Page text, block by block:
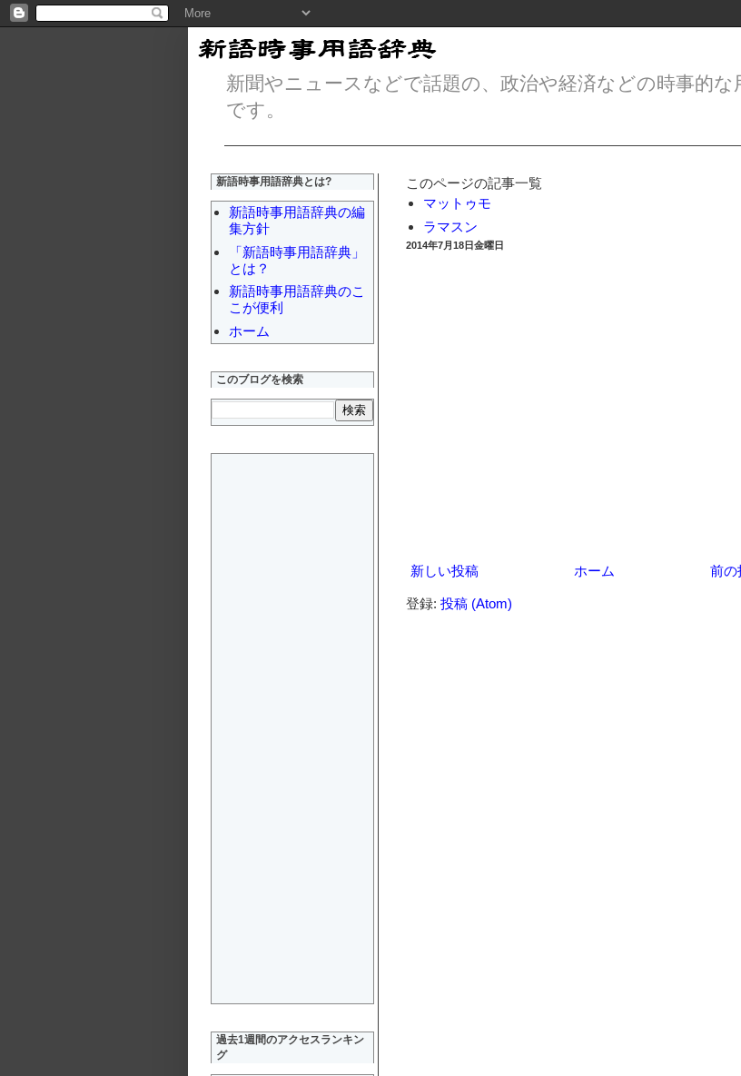
新聞やニュースなどで話題の、政治や経済などの時事的な
です。
このページの記事一覧
マットゥモ
ラマスン
2014年7月18日金曜日
新しい投稿 前の
ホーム
登録: 投稿 (Atom)
新語時事用語辞典とは?
新語時事用語辞典の編
集方針
「新語時事用語辞典」
とは？
新語時事用語辞典のこ
こが便利
ホーム
このブログを検索
過去1週間のアクセスランキン
グ